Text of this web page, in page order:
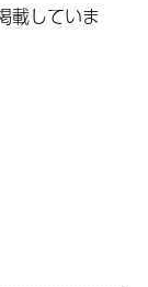
載していま